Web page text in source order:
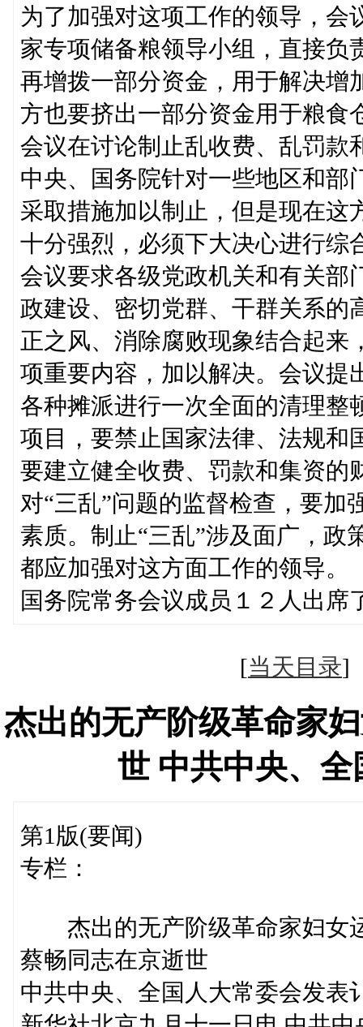
为了加强对这项工作的领导，会
家专项储备粮领导小组，直接负
再增拨一部分资金，用于解决增
方也要挤出一部分资金用于粮食
会议在讨论制止乱收费、乱罚款
中央、国务院针对一些地区和部
采取措施加以制止，但是现在这
十分强烈，必须下大决心进行综
会议要求各级党政机关和有关部
政建设、密切党群、干群关系的
正之风、消除腐败现象结合起来
项重要内容，加以解决。会议提
各种摊派进行一次全面的清理整
项目，要禁止国家法律、法规和
要建立健全收费、罚款和集资的
对“三乱”问题的监督检查，要加
素质。制止“三乱”涉及面广，政
都应加强对这方面工作的领导。
国务院常务会议成员１２人出席
[当天目录
杰出的无产阶级革命家
世 中共中央、
第1版(要闻)
专栏：
杰出的无产阶级革命家妇女
蔡畅同志在京逝世
中共中央、全国人大常委会发表